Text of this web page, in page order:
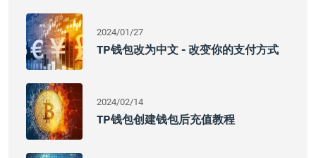
2024/01/27
TP钱包改为中文 - 改变你的支付方式
2024/02/14
TP钱包创建钱包后充值教程